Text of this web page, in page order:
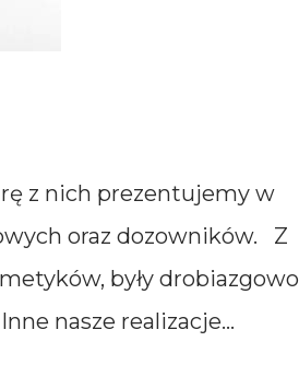
z nich prezentujemy w
oraz dozowników. Z
były drobiazgowo
nasze realizacje...